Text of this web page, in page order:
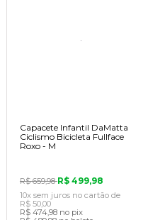
Capacete Infantil DaMatta
Ciclismo Bicicleta Fullface
Roxo - M
R$ 659,98R$ 499,98
10x sem juros no cartãode
R$ 50,00
R$ 474,98 no pix